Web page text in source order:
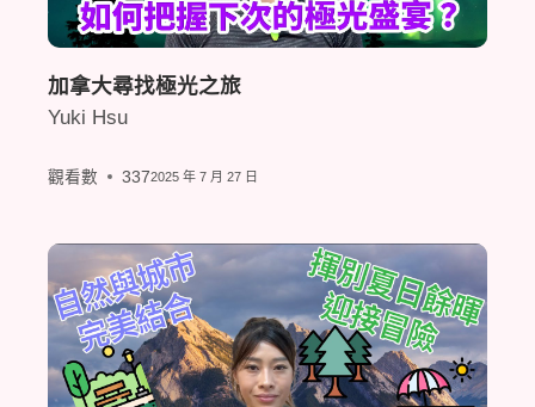
加拿大尋找極光之旅
Yuki Hsu
觀看數 3372025 年 7 月 27 日